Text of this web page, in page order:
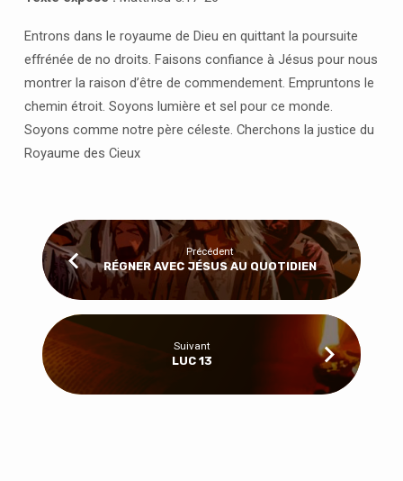
Entrons dans le royaume de Dieu en quittant la poursuite
effrénée de no droits. Faisons confiance à Jésus pour nous
montrer la raison d’être de commendement. Empruntons le
chemin étroit. Soyons lumière et sel pour ce monde.
Soyons comme notre père céleste. Cherchons la justice du
Royaume des Cieux
Précédent
RÉGNER AVEC JÉSUS AU QUOTIDIEN
Suivant
LUC 13